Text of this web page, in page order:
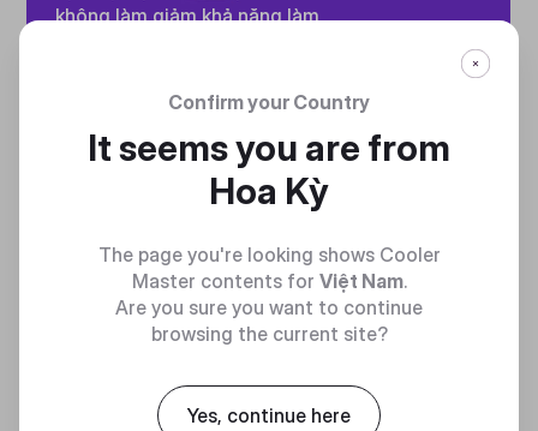
không làm giảm khả năng làm
TRAO ĐỔI NHIỆT
VƯỢT TRỘI
Động cơ tốc độ cao sử dụng
cánh quạt bằng sứ giúp dòng
nước cân bằng giữa đến và đi
nhiệt hiệu quả nhất.
Confirm your Country
It seems you are from
Hoa Kỳ
The page you're looking shows Cooler
Master contents for Việt Nam.
Are you sure you want to continue
browsing the current site?
Yes, continue here